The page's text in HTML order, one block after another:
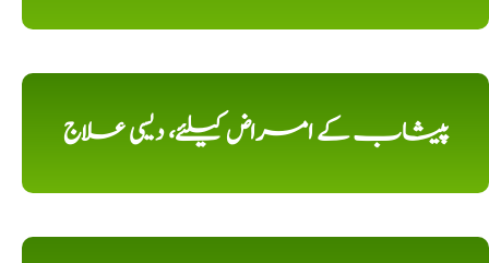
پیشاب کے امراض کیلئے، دیسی علاج